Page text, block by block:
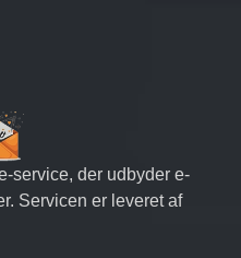
service, der udbyder e-
Servicen er leveret af